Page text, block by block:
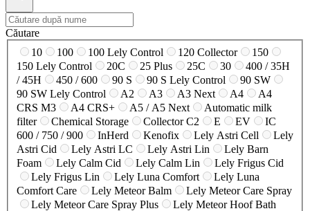
Căutare
10
100 100 Lely Control 120 Collector
150
150 Lely Control
20C 25 Plus 25C 30
400 / 35H
/ 45H
450 / 600 90 S 90 S Lely Control
90 SW
90 SW Lely Control
A2 A3 A3 Next A4
A4
CRS M3
A4 CRS+ A5 / A5 Next
Automatic milk
filter
Chemical Storage Collector C2 E EV
IC
600 / 750 / 900
InHerd Kenofix Lely Astri Cell
Lely
Astri Cid
Lely Astri LC Lely Astri Lin
Lely Barn
Foam
Lely Calm Cid Lely Calm Lin
Lely Frigus Cid
Lely Frigus Lin
Lely Luna Comfort
Lely Luna
Comfort Care
Lely Meteor Balm
Lely Meteor Care Spray
Lely Meteor Care Spray Plus
Lely Meteor Hoof Bath